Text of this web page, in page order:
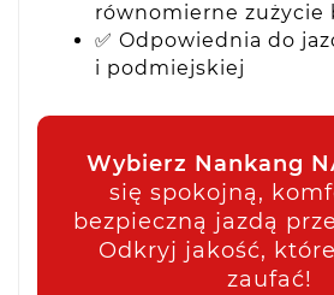
równomierne zużycie
✅ Odpowiednia do
i podmiejskiej
Wybierz Nankang
się spokojną,
bezpieczną jazdą
Odkryj jakość,
zaufać!